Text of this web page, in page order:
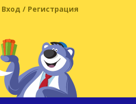
Вход / Регистрация